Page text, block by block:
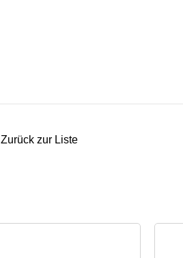
Zurück zur Liste